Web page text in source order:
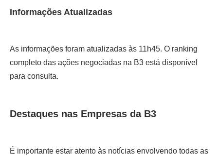
Informações Atualizadas
As informações foram atualizadas às 11h45. O ranking
completo das ações negociadas na B3 está disponível
para consulta.
Destaques nas Empresas da B3
É importante estar atento às notícias envolvendo todas as